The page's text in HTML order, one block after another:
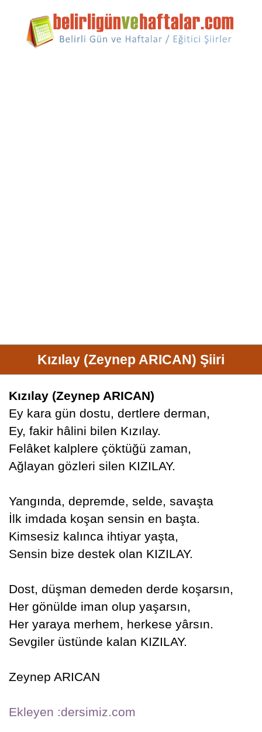
Kızılay (Zeynep ARICAN) Şiiri
Kızılay (Zeynep ARICAN)
Ey kara gün dostu, dertlere derman,
Ey, fakir hâlini bilen Kızılay.
Felâket kalplere çöktüğü zaman,
Ağlayan gözleri silen KIZILAY.
Yangında, depremde, selde, savaşta
İlk imdada koşan sensin en başta.
Kimsesiz kalınca ihtiyar yaşta,
Sensin bize destek olan KIZILAY.
Dost, düşman demeden derde koşarsın,
Her gönülde iman olup yaşarsın,
Her yaraya merhem, herkese yârsın.
Sevgiler üstünde kalan KIZILAY.
Zeynep ARICAN
Ekleyen :dersimiz.com